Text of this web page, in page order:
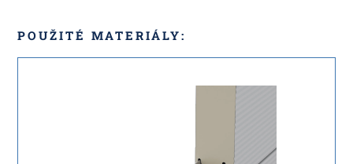
POUŽITÉ MATERIÁLY: